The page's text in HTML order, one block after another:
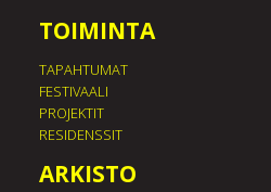
TOIMINTA
TAPAHTUMAT
FESTIVAALI
PROJEKTIT
RESIDENSSIT
ARKISTO